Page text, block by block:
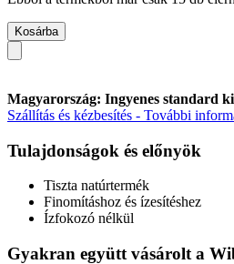
Kosárba
Magyarország: Ingyenes standard
Szállítás és kézbesítés - További
Tulajdonságok és előnyök
Tiszta natúrtermék
Finomításhoz és ízesítéshez
Ízfokozó nélkül
Gyakran együtt vásárolt a